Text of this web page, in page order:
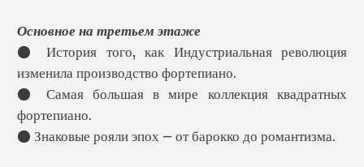
Основное на третьем этаже
● История того, как Индустриальная революция
изменила производство фортепиано.
● Самая большая в мире коллекция квадратных
фортепиано.
● Знаковые рояли эпох — от барокко до романтизма.